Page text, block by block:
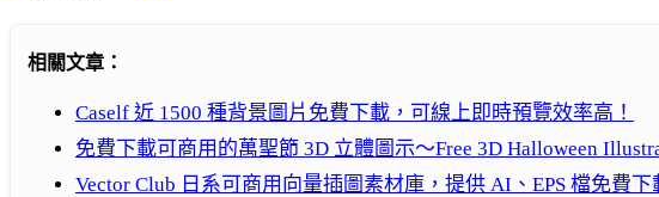
相關文章：
Caself 近 1500 種背景圖片免費下載，可線上即時預覽效率高！
免費下載可商用的萬聖節 3D 立體圖示～Free 3D Halloween
Vector Club 日系可商用向量插圖素材庫，提供 AI、EPS 檔免費下